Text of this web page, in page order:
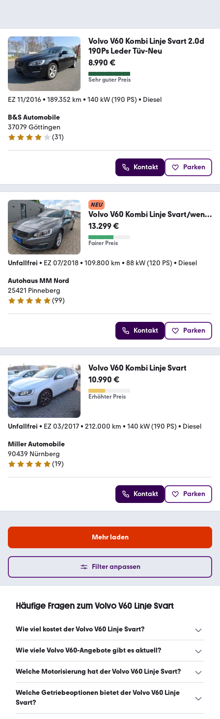
Volvo V60 Kombi Linje Svart 2.0d
190Ps Leder Tüv-Neu
8.990 €
Sehr guter Preis
EZ 11/2016• 189.352 km • 140 kW (190 PS) • Diesel
B&S Automobile
37079 Göttingen
4.2 Sterne
(31)
Kontakt Parken
NEU
Volvo V60 Kombi Linje Svart/wenig
Km/Navi/Leder/PDC
13.299 €
Fairer Preis
Unfallfrei • EZ 07/2018• 109.800 km • 88 kW (120 PS) • Diesel
Autohaus MM Nord
25421 Pinneberg
4.8 Sterne
(99)
Kontakt Parken
Volvo V60 Kombi Linje Svart
10.990 €
Erhöhter Preis
Unfallfrei • EZ 03/2017• 212.000 km • 140 kW (190 PS) • Diesel
Miller Automobile
90439 Nürnberg
5 Sterne
(19)
Kontakt Parken
Mehr laden
Filter anpassen
Häufige Fragen zum Volvo V60 Linje Svart
Wie viel kostet der Volvo V60 Linje Svart?
Ein guter Preis für einen Volvo V60 Linje Svart liegt
Wie viele Volvo V60-Angebote gibt es aktuell?
Es gibt insgesamt 27 Volvo V60 bei mobile.de, davon 27
Welche Motorisierung hat der Volvo V60 Linje Svart?
Der Volvo V60 Linje Svart hat Leistungen zwischen 150
und 190 PS. (Stand: 6.8.2026)
Welche Getriebeoptionen bietet der Volvo V60 Linje
Svart?